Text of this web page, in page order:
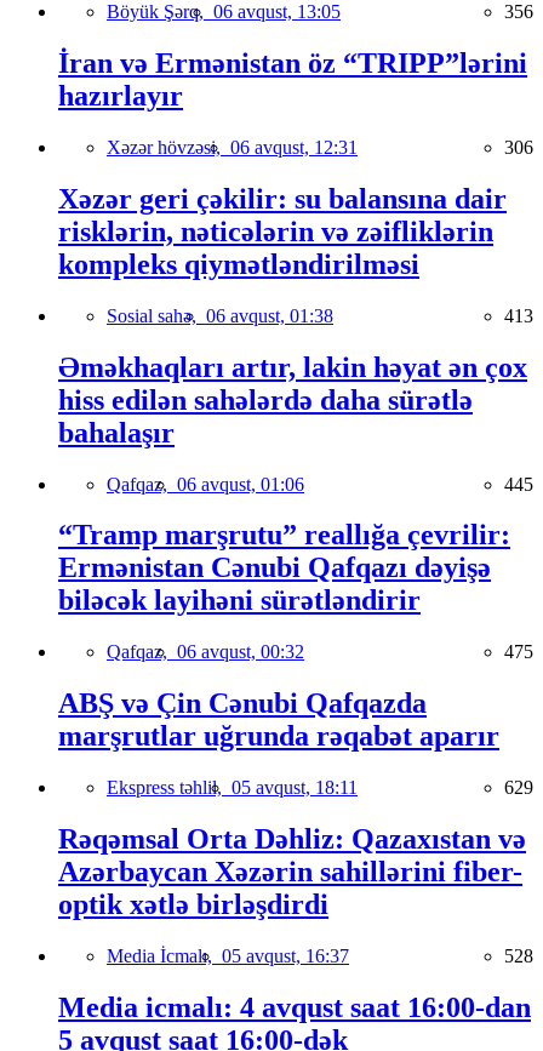
Böyük Şərq, 06 avqust, 13:05 356
İran və Ermənistan öz “TRIPP”lərini
hazırlayır
Xəzər hövzəsi, 06 avqust, 12:31 306
Xəzər geri çəkilir: su balansına dair
risklərin, nəticələrin və zəifliklərin
kompleks qiymətləndirilməsi
Sosial sahə, 06 avqust, 01:38 413
Əməkhaqları artır, lakin həyat ən çox
hiss edilən sahələrdə daha sürətlə
bahalaşır
Qafqaz, 06 avqust, 01:06 445
“Tramp marşrutu” reallığa çevrilir:
Ermənistan Cənubi Qafqazı dəyişə
biləcək layihəni sürətləndirir
Qafqaz, 06 avqust, 00:32 475
ABŞ və Çin Cənubi Qafqazda
marşrutlar uğrunda rəqabət aparır
Ekspress təhlil, 05 avqust, 18:11 629
Rəqəmsal Orta Dəhliz: Qazaxıstan və
Azərbaycan Xəzərin sahillərini fiber-
optik xətlə birləşdirdi
Media İcmalı, 05 avqust, 16:37 528
Media icmalı: 4 avqust saat 16:00-dan
5 avqust saat 16:00-dək